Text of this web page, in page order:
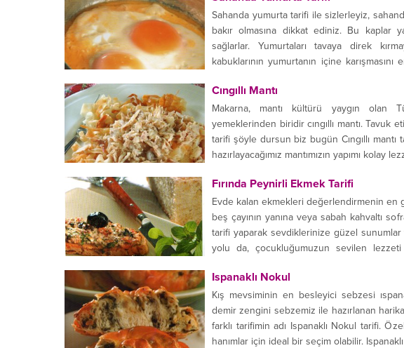
Sahanda yumurta tarifi ile sizlerleyiz,
bakır olmasına dikkat ediniz. Bu kaplar
sağlarlar. Yumurtaları tavaya direk
kabuklarının yumurtanın içine
Cıngıllı Mantı
Makarna, mantı kültürü yaygın olan
yemeklerinden biridir cıngıllı mantı. Tavuk
tarifi şöyle dursun biz bugün Cıngıllı mantı
hazırlayacağımız mantımızın yapımı kolay
Fırında Peynirli Ekmek Tarifi
Evde kalan ekmekleri değerlendirmenin en
beş çayının yanına veya sabah kahvaltı
tarifi yaparak sevdiklerinize güzel
yolu da, çocukluğumuzun sevilen lezzeti
Ispanaklı Nokul
Kış mevsiminin en besleyici sebzesi
demir zengini sebzemiz ile hazırlanan
farklı tarifimin adı Ispanaklı Nokul tarifi.
hanımlar için ideal bir seçim olabilir.